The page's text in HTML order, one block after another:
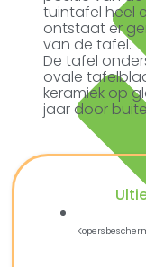
tuintafel heel
ontstaat er
van de tafel.
De tafel
ovale
keramiek op
jaar door